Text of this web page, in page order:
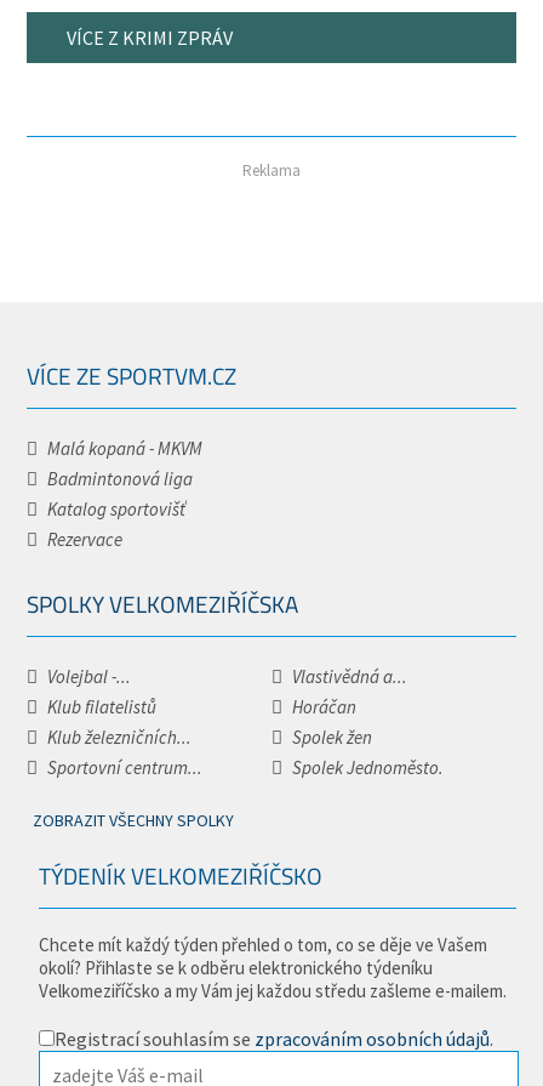
VÍCE Z KRIMI ZPRÁV
Reklama
VÍCE ZE SPORTVM.CZ
Malá kopaná - MKVM
Badmintonová liga
Katalog sportovišť
Rezervace
SPOLKY VELKOMEZIŘÍČSKA
Volejbal -...
Vlastivědná a...
Klub filatelistů
Horáčan
Klub železničních...
Spolek žen
Sportovní centrum...
Spolek Jednoměsto.
ZOBRAZIT VŠECHNY SPOLKY
TÝDENÍK VELKOMEZIŘÍČSKO
Chcete mít každý týden přehled o tom, co se děje ve Vašem
okolí? Přihlaste se k odběru elektronického týdeníku
Velkomeziříčsko a my Vám jej každou středu zašleme e-mailem.
Registrací souhlasím se zpracováním osobních údajů.